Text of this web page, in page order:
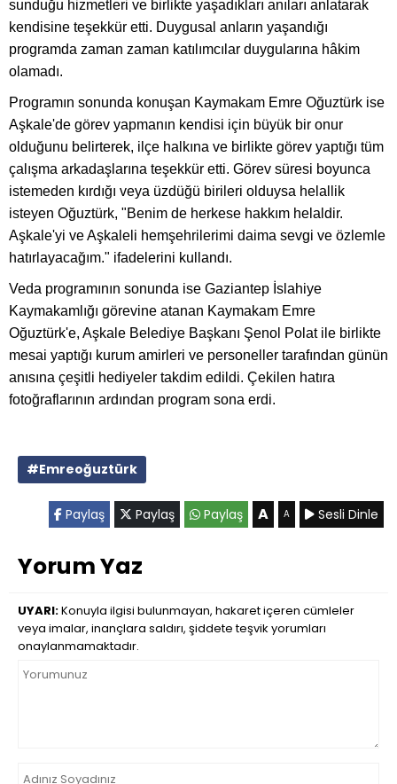
sunduğu hizmetleri ve birlikte yaşadıkları anıları anlatarak
kendisine teşekkür etti. Duygusal anların yaşandığı
programda zaman zaman katılımcılar duygularına hâkim
olamadı.
Programın sonunda konuşan Kaymakam Emre Oğuztürk ise
Aşkale'de görev yapmanın kendisi için büyük bir onur
olduğunu belirterek, ilçe halkına ve birlikte görev yaptığı tüm
çalışma arkadaşlarına teşekkür etti. Görev süresi boyunca
istemeden kırdığı veya üzdüğü birileri olduysa helallik
isteyen Oğuztürk, "Benim de herkese hakkım helaldir.
Aşkale'yi ve Aşkaleli hemşehrilerimi daima sevgi ve özlemle
hatırlayacağım." ifadelerini kullandı.
Veda programının sonunda ise Gaziantep İslahiye
Kaymakamlığı görevine atanan Kaymakam Emre
Oğuztürk'e, Aşkale Belediye Başkanı Şenol Polat ile birlikte
mesai yaptığı kurum amirleri ve personeller tarafından günün
anısına çeşitli hediyeler takdim edildi. Çekilen hatıra
fotoğraflarının ardından program sona erdi.
#Emreoğuztürk
Paylaş Paylaş Paylaş A A Sesli Dinle
Yorum Yaz
UYARI:Konuyla ilgisi bulunmayan, hakaret içeren cümleler
veya imalar, inançlara saldırı, şiddete teşvik yorumları
onaylanmamaktadır.